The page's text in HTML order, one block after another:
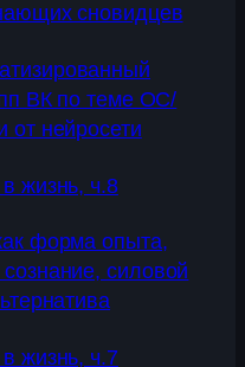
сновидцев
ВК по теме ОС/
от нейросети
жизнь, ч.8
форма опыта,
силовой
жизнь, ч.7